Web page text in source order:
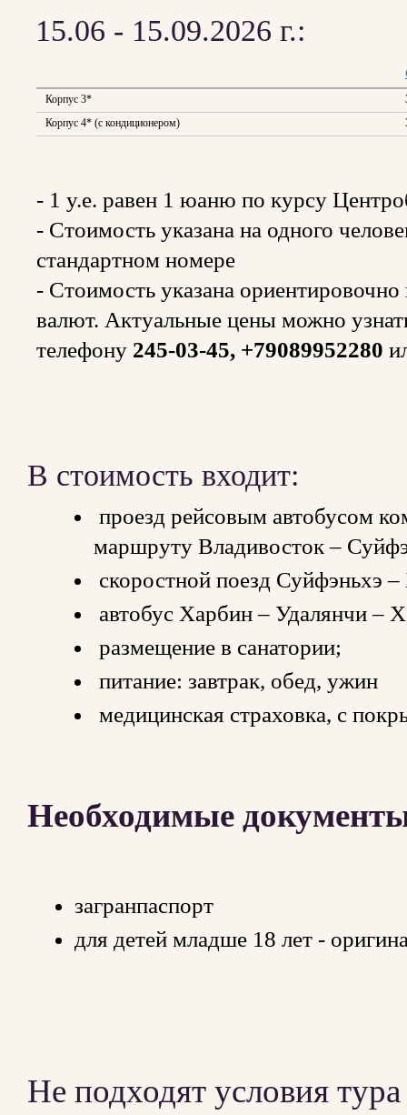
15.06 - 15.09.2026 г.:
Корпус 3*
Корпус 4* (с кондиционером)
- 1 y.e. равен 1 юаню по курсу
- Стоимость указана на одного
стандартном номере
- Стоимость указана ориентировочно
валют. Актуальные цены можно
телефону 245-03-45, +79089952280
В стоимость входит:
проезд рейсовым автобусом
маршруту Владивосток –
скоростной поезд Суйфэньхэ
автобус Харбин – Удалянчи –
размещение в санатории;
питание: завтрак, обед, ужин
медицинская страховка, с
Необходимые
загранпаспорт
для детей младше 18 лет -
Не подходят условия